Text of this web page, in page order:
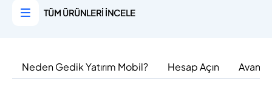
TÜM ÜRÜNLERİ İNCELE
Neden Gedik Yatırım Mobil? Hesap Açın